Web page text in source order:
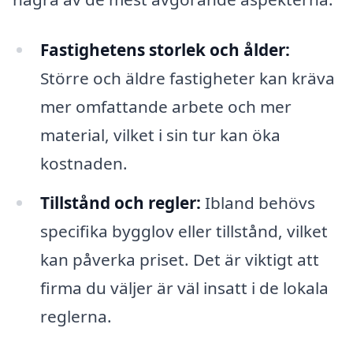
Fastighetens storlek och ålder:
Större och äldre fastigheter kan kräva
mer omfattande arbete och mer
material, vilket i sin tur kan öka
kostnaden.
Tillstånd och regler: Ibland behövs
specifika bygglov eller tillstånd, vilket
kan påverka priset. Det är viktigt att
firma du väljer är väl insatt i de lokala
reglerna.